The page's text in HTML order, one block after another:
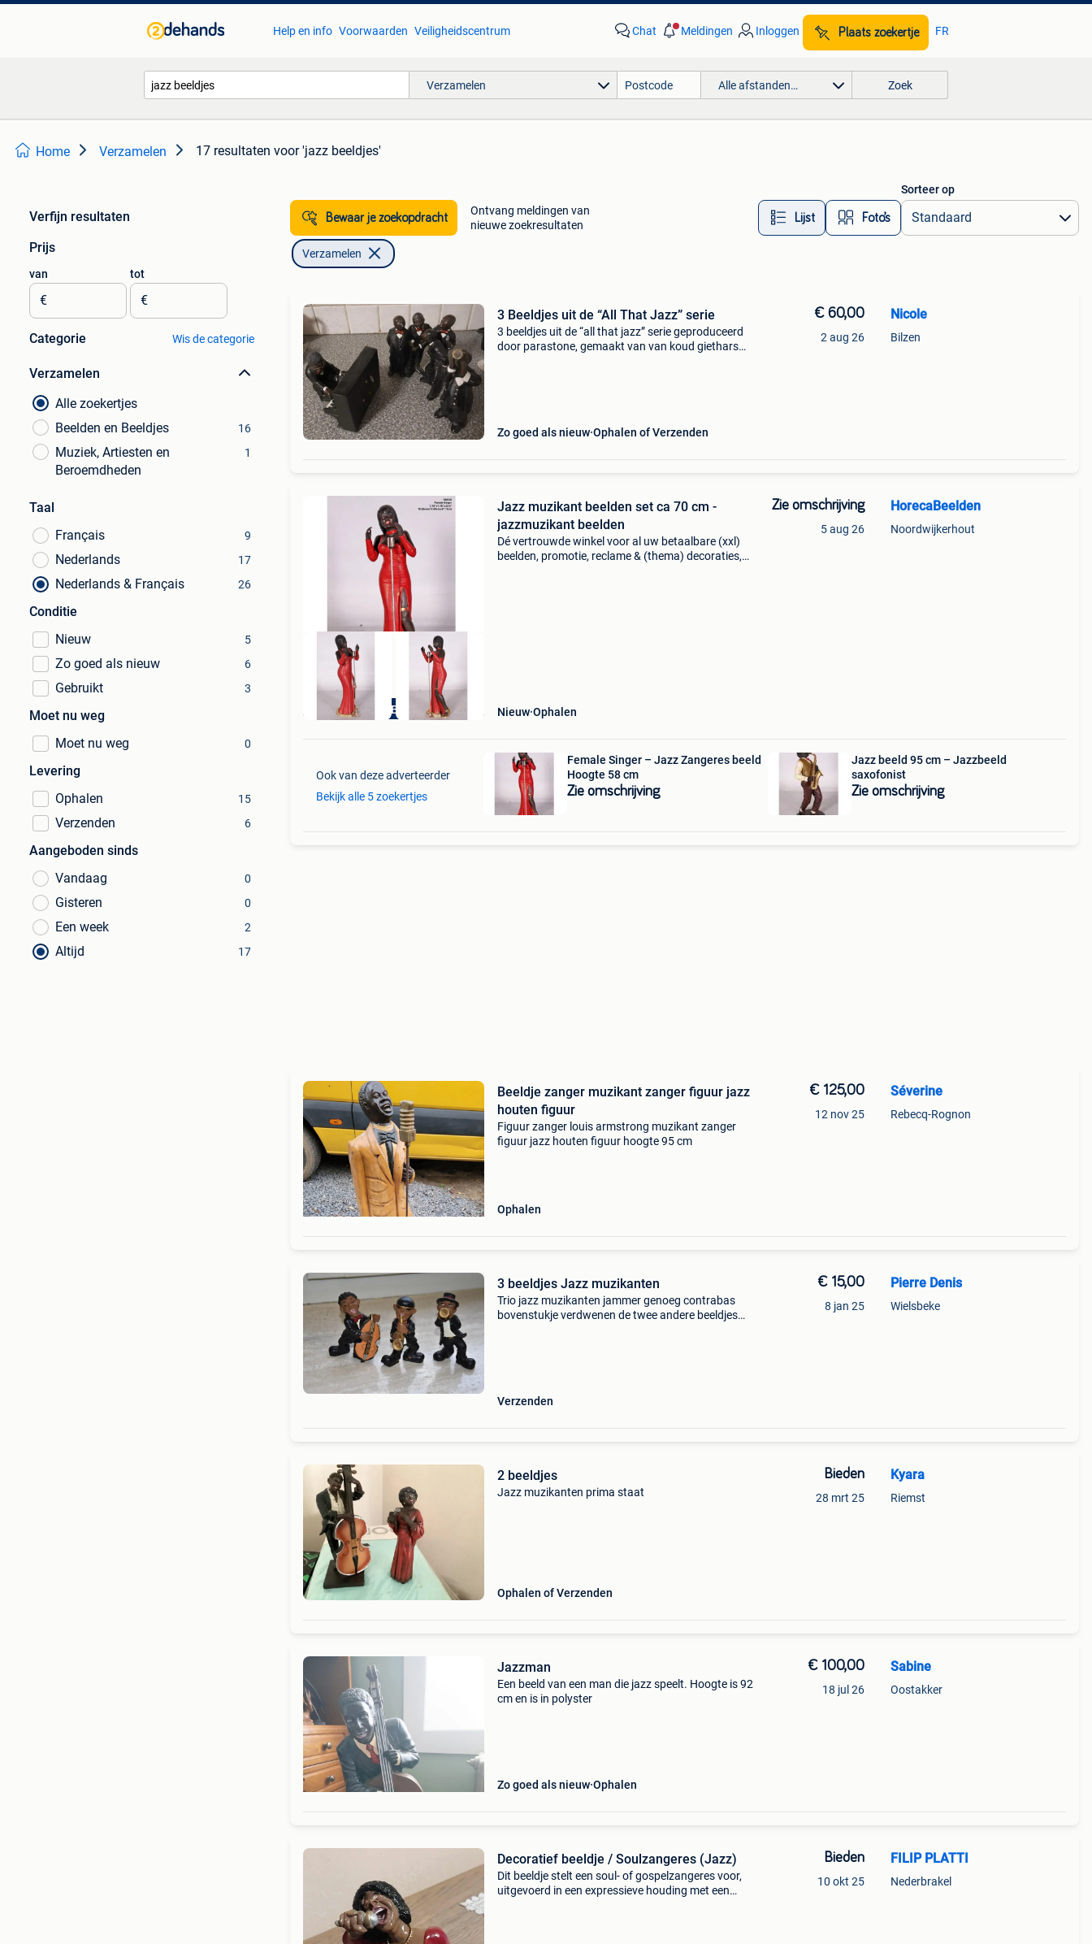
Help en info Voorwaarden Veiligheidscentrum Chat Meldingen Inloggen Plaats zoekertje FR
Verzamelen Alle afstanden… Zoek
Home Verzamelen 17 resultaten voor 'jazz beeldjes'
Verfijn resultaten
Prijs
van
€
tot
€
Categorie Wis de categorie
Verzamelen
Alle zoekertjes
Beelden en Beeldjes
16
Muziek, Artiesten en
Beroemdheden
1
Taal
Français
9
Nederlands 17
Nederlands & Français 26
Conditie
Nieuw
5
Zo goed als nieuw 6
Gebruikt 3
Moet nu weg
Moet nu weg
0
Levering
Ophalen
15
Verzenden 6
Aangeboden sinds
Vandaag
0
Gisteren 0
Een week 2
Altijd 17
Bewaar je zoekopdracht
Ontvang meldingen van
nieuwe zoekresultaten
Lijst Foto’s
Sorteer op
Verzamelen
3 Beeldjes uit de “All That Jazz” serie
3 beeldjes uit de “all that jazz” serie geproduceerd
door parastone, gemaakt van van koud giethars
Zo goed als nieuw Ophalen of Verzenden
€ 60,00
2 aug 26
Nicole
Bilzen
HorecaBeelden
Jazz muzikant beelden set ca 70 cm -
jazzmuzikant beelden
Dé vertrouwde winkel voor al uw betaalbare (xxl)
beelden, promotie, reclame & (thema) decoraties,
Nieuw Ophalen
Zie omschrijving
5 aug 26
HorecaBeelden
Noordwijkerhout
Ook van deze adverteerder
Bekijk alle 5 zoekertjes
Female Singer – Jazz Zangeres beeld
Hoogte 58 cm
Zie omschrijving
Jazz beeld 95 cm – Jazzbeeld
saxofonist
Zie omschrijving
Beeldje zanger muzikant zanger figuur jazz
houten figuur
Figuur zanger louis armstrong muzikant zanger
figuur jazz houten figuur hoogte 95 cm
Ophalen
€ 125,00
12 nov 25
Séverine
Rebecq-Rognon
3 beeldjes Jazz muzikanten
Trio jazz muzikanten jammer genoeg contrabas
bovenstukje verdwenen de twee andere beeldjes
Verzenden
€ 15,00
8 jan 25
Pierre Denis
Wielsbeke
2 beeldjes
Jazz muzikanten prima staat
Ophalen of Verzenden
Bieden
28 mrt 25
Kyara
Riemst
Jazzman
Een beeld van een man die jazz speelt. Hoogte is 92
cm en is in polyster
Zo goed als nieuw Ophalen
€ 100,00
18 jul 26
Sabine
Oostakker
Decoratief beeldje / Soulzangeres (Jazz)
Dit beeldje stelt een soul- of gospelzangeres voor,
uitgevoerd in een expressieve houding met een
Bieden
10 okt 25
FILIP PLATTI
Nederbrakel